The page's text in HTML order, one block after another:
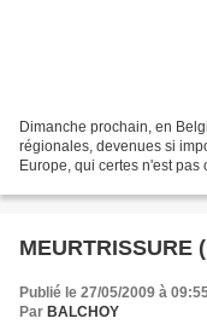
Dimanche prochain, en
régionales, devenues si
Europe, qui certes n'est
MEURTRISSURE
Publié le 27/05/2009 à
Par BALCHOY